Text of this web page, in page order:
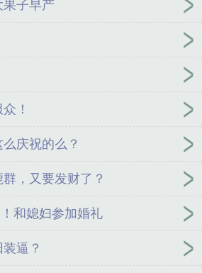
子早产
！
庆祝的么？
，又要发财了？
和媳妇参加婚礼
逼？